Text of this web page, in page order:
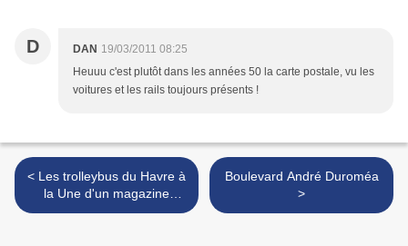
D DAN 19/03/2011 08:25
Heuuu c'est plutôt dans les années 50 la carte postale, vu les
voitures et les rails toujours présents !
< Les trolleybus du Havre à
la Une d'un magazine
Anglais
Boulevard André Duroméa
>